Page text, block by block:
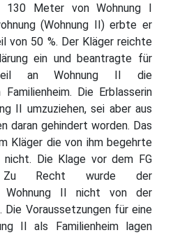
130 Meter von Wohnung I
(Wohnung II) erbte er
von 50 %. Der Kläger reichte
ein und beantragte für
an Wohnung II die
Die Erblasserin
II umzuziehen, sei aber aus
daran gehindert worden. Das
Kläger die von ihm begehrte
nicht. Die Klage vor dem FG
Zu Recht wurde der
Wohnung II nicht von der
Voraussetzungen für eine
II als Familienheim lagen